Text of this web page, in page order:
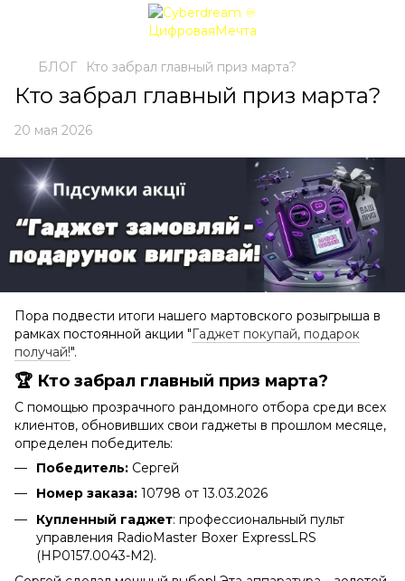
БЛОГ Кто забрал главный приз марта?
Кто забрал главный приз марта?
20 мая 2026
Пора подвести итоги нашего мартовского розыгрыша в
рамках постоянной акции " Гаджет покупай, подарок
получай!".
🏆 Кто забрал главный приз марта?
С помощью прозрачного рандомного отбора среди всех
клиентов, обновивших свои гаджеты в прошлом месяце,
определен победитель:
Победитель: Сергей
Номер заказа: 10798 от 13.03.2026
Купленный гаджет: профессиональный пульт
управления RadioMaster Boxer ExpressLRS
(HP0157.0043-M2).